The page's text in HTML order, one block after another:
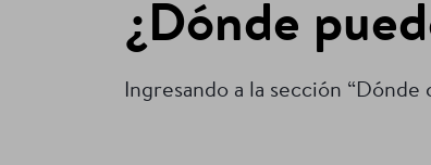
¿Dónde
Ingresando a la sección